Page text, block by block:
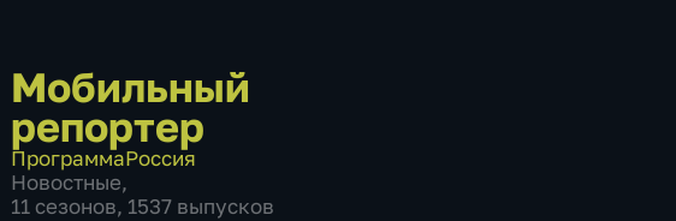
Мобильный
репортер
ПрограммаРоссия
Новостные,
11 сезонов, 1537 выпусков